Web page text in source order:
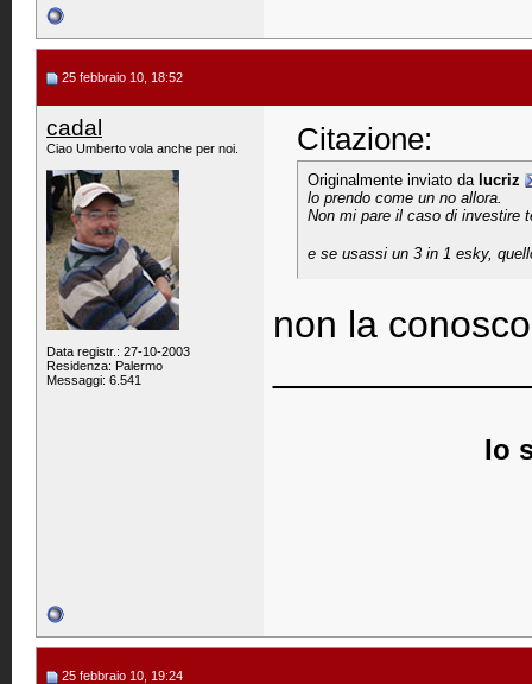
25 febbraio 10, 18:52
cadal
Ciao Umberto vola anche per noi.
Data registr.: 27-10-2003
Residenza: Palermo
Messaggi: 6.541
Citazione:
Originalmente inviato da lucriz
lo prendo come un no allora.
Non mi pare il caso di investire
e se usassi un 3 in 1 esky,
non la
Io
25 febbraio 10, 19:24